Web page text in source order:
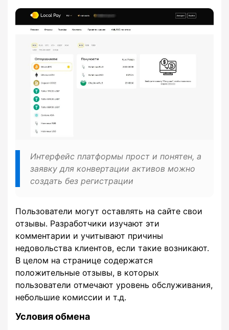
Интерфейс платформы прост и понятен, а
заявку для конвертации активов можно
создать без регистрации
Пользователи могут оставлять на сайте свои
отзывы. Разработчики изучают эти
комментарии и учитывают причины
недовольства клиентов, если такие возникают.
В целом на странице содержатся
положительные отзывы, в которых
пользователи отмечают уровень обслуживания,
небольшие комиссии и т.д.
Условия обмена